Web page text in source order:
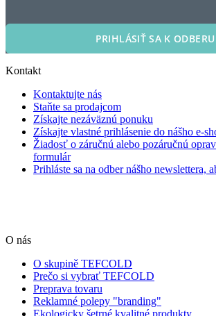
PRIHLÁSIŤ SA K ODBERU
Kontakt
Kontaktujte nás
Staňte sa prodajcom
Získajte nezáväznú ponuku
Získajte vlastné prihlásenie do nášho e-
Žiadosť o záručnú alebo pozáručnú
formulár
Prihláste sa na odber nášho newslettera,
O nás
O skupině TEFCOLD
Prečo si vybrať TEFCOLD
Preprava tovaru
Reklamné polepy "branding"